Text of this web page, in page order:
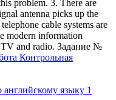
problem. 3. There are
antenna picks up the
cable systems are
modern information
and radio. Задание №
Контрольная